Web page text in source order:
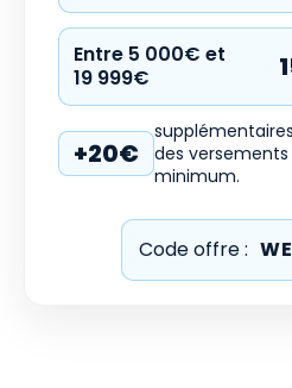
Entre 5 000€ et
19 999€
+20€
des
minimum.
Code offre :